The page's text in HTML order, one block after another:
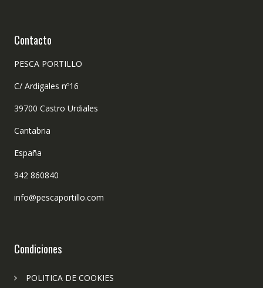
Contacto
PESCA PORTILLO
C/ Ardigales nº16
39700 Castro Urdiales
Cantabria
España
942 860840
info@pescaportillo.com
Condiciones
POLITICA DE COOKIES